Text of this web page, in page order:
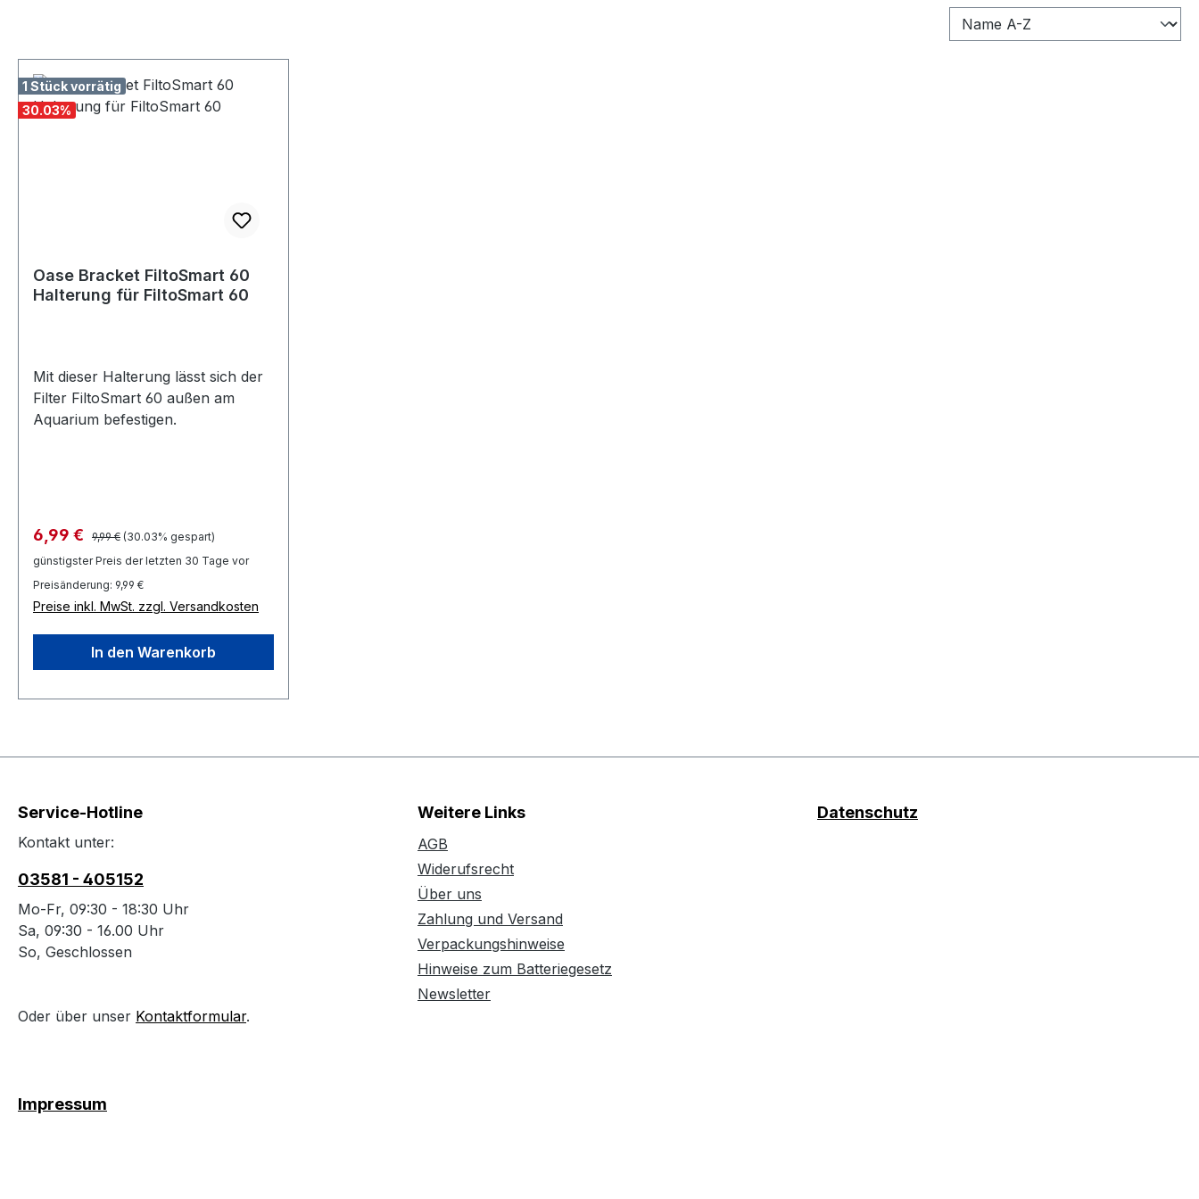
1 Stück vorrätig
30.03%
Oase Bracket FiltoSmart 60
Halterung für FiltoSmart 60
Mit dieser Halterung lässt sich der
Filter FiltoSmart 60 außen am
Aquarium befestigen.
Verkaufspreis:
6,99 € Regulärer Preis:
9,99 € (30.03% gespart)
günstigster Preis der letzten 30 Tage vor
Preisänderung: 9,99 €
Preise inkl. MwSt. zzgl. Versandkosten
In den Warenkorb
Service-Hotline
Kontakt unter:
03581 - 405152
Mo-Fr, 09:30 - 18:30 Uhr
Sa, 09:30 - 16.00 Uhr
So, Geschlossen
Oder über unser Kontaktformular.
Weitere Links
AGB
Widerufsrecht
Über uns
Zahlung und Versand
Verpackungshinweise
Hinweise zum Batteriegesetz
Newsletter
Datenschutz
Impressum